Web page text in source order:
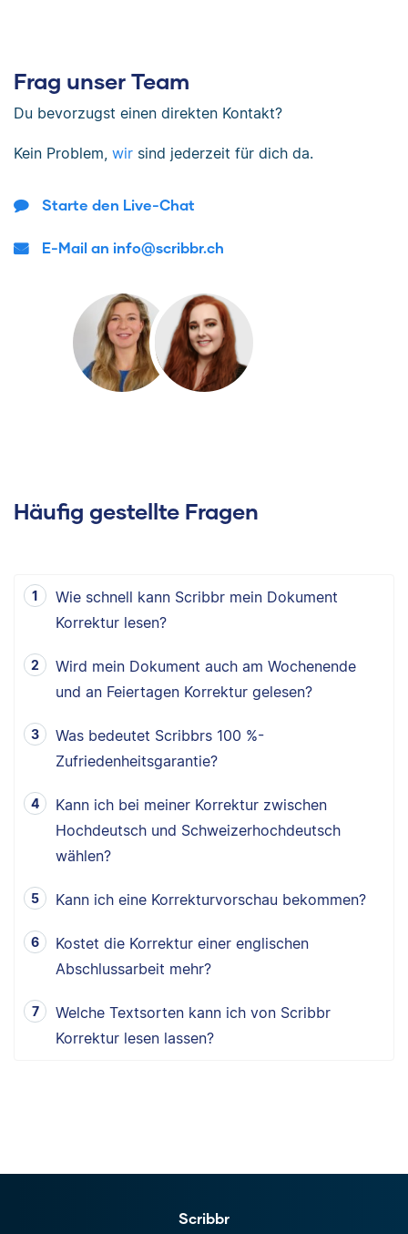
Frag unser Team
Du bevorzugst einen direkten Kontakt?
Kein Problem, wir sind jederzeit für dich da.
Starte den Live-Chat
E-Mail an info@scribbr.ch
Häufig gestellte Fragen
Wie schnell kann Scribbr mein Dokument
Korrektur lesen?
Wird mein Dokument auch am Wochenende
und an Feiertagen Korrektur gelesen?
Was bedeutet Scribbrs 100 %-
Zufriedenheitsgarantie?
Kann ich bei meiner Korrektur zwischen
Hochdeutsch und Schweizerhochdeutsch
wählen?
Kann ich eine Korrekturvorschau bekommen?
Kostet die Korrektur einer englischen
Abschlussarbeit mehr?
Welche Textsorten kann ich von Scribbr
Korrektur lesen lassen?
Scribbr